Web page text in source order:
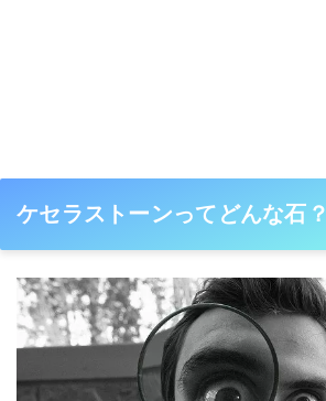
ケセラストーンってどんな石？